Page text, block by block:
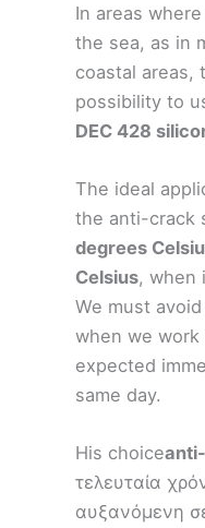
In areas
the sea, as in
coastal areas,
possibility to
DEC 428
The ideal
the anti-crack
degrees
Celsius, when
We must
when we
expected
same day.
His choice
τελευταία
αυξανόμενη